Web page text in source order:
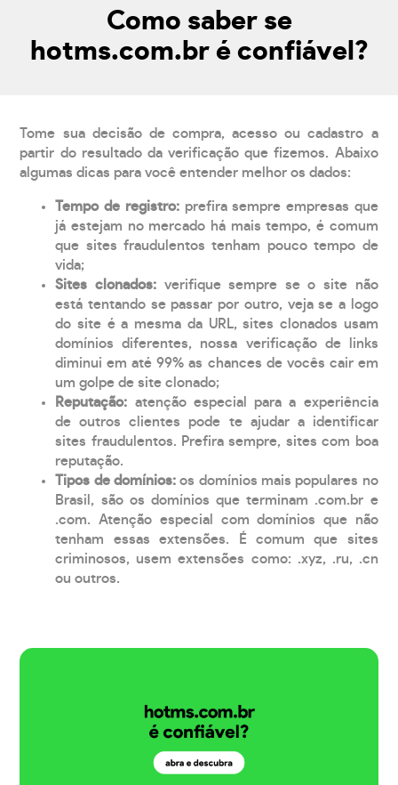
Como saber se
hotms.com.br é confiável?
Tome sua decisão de compra, acesso ou cadastro a
partir do resultado da verificação que fizemos. Abaixo
algumas dicas para você entender melhor os dados:
Tempo de registro: prefira sempre empresas que
já estejam no mercado há mais tempo, é comum
que sites fraudulentos tenham pouco tempo de
vida;
Sites clonados: verifique sempre se o site não
está tentando se passar por outro, veja se a logo
do site é a mesma da URL, sites clonados usam
domínios diferentes, nossa verificação de links
diminui em até 99% as chances de vocês cair em
um golpe de site clonado;
Reputação: atenção especial para a experiência
de outros clientes pode te ajudar a identificar
sites fraudulentos. Prefira sempre, sites com boa
reputação.
Tipos de domínios:os domínios mais populares no
Brasil, são os domínios que terminam .com.br e
.com. Atenção especial com domínios que não
tenham essas extensões. É comum que sites
criminosos, usem extensões como: .xyz, .ru, .cn
ou outros.